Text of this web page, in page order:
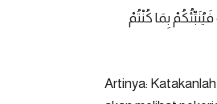
بِمَا كُنْتُمْ
Artinya: